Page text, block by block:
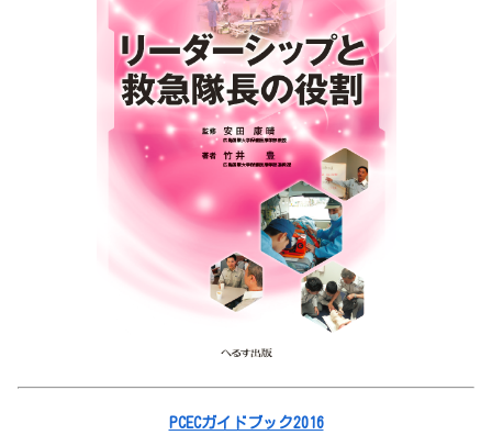
PCECガイドブック2016